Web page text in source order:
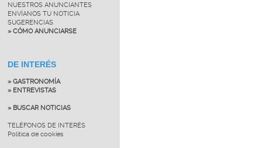
NUESTROS ANUNCIANTES
ENVÍANOS TU NOTICIA
SUGERENCIAS
» CÓMO ANUNCIARSE
DE INTERÉS
» GASTRONOMÍA
» ENTREVISTAS
» BUSCAR NOTICIAS
TELÉFONOS DE INTERÉS
Política de cookies